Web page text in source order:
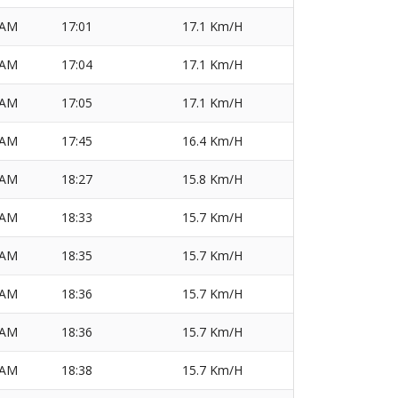
17:01 17.1 Km/H
17:04 17.1 Km/H
17:05 17.1 Km/H
17:45 16.4 Km/H
18:27 15.8 Km/H
18:33 15.7 Km/H
18:35 15.7 Km/H
18:36 15.7 Km/H
18:36 15.7 Km/H
18:38 15.7 Km/H